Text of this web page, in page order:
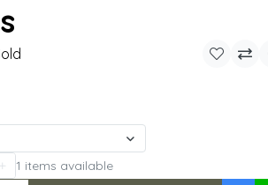
1 items available